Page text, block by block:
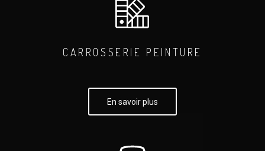
CARROSSERIE PEINTURE
En savoir plus